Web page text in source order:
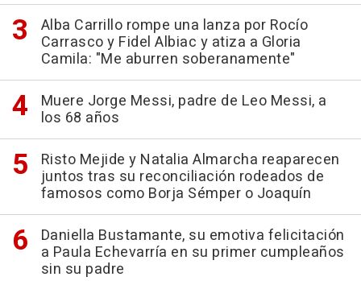
Alba Carrillo rompe una lanza por Rocío
Carrasco y Fidel Albiac y atiza a Gloria
Camila: "Me aburren soberanamente"
Muere Jorge Messi, padre de Leo Messi, a
los 68 años
Risto Mejide y Natalia Almarcha reaparecen
juntos tras su reconciliación rodeados de
famosos como Borja Sémper o Joaquín
Daniella Bustamante, su emotiva felicitación
a Paula Echevarría en su primer cumpleaños
sin su padre